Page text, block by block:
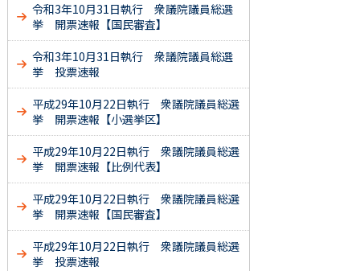
令和3年10月31日執行 衆議院議員総選
挙 開票速報【国民審査】
令和3年10月31日執行 衆議院議員総選
挙 投票速報
平成29年10月22日執行 衆議院議員総選
挙 開票速報【小選挙区】
平成29年10月22日執行 衆議院議員総選
挙 開票速報【比例代表】
平成29年10月22日執行 衆議院議員総選
挙 開票速報【国民審査】
平成29年10月22日執行 衆議院議員総選
挙 投票速報